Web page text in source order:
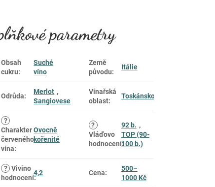
parametry
Obsah
cukru:
Suché
víno
Země
původu:
Itálie
Odrůda:
Merlot ,
Sangiovese
Vinařská
oblast:
Toskánsko
?
Charakter
červeného
vína:
Ovocně
kořenité
?
Vláďovo
hodnocení:
92 b. ,
TOP (90-
100 b.)
? Vivino
hodnocení:
4,2 Cena:
500–
1000 Kč